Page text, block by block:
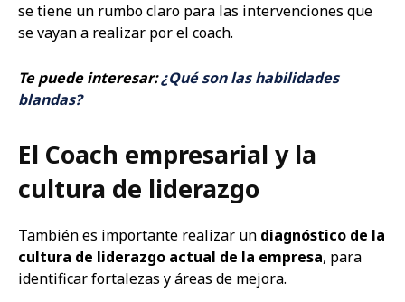
se tiene un rumbo claro para las intervenciones que
se vayan a realizar por el coach.
Te puede interesar:¿Qué son las habilidades
blandas?
El Coach empresarial y la
cultura de liderazgo
También es importante realizar un diagnóstico de la
cultura de liderazgo actual de la empresa, para
identificar fortalezas y áreas de mejora.